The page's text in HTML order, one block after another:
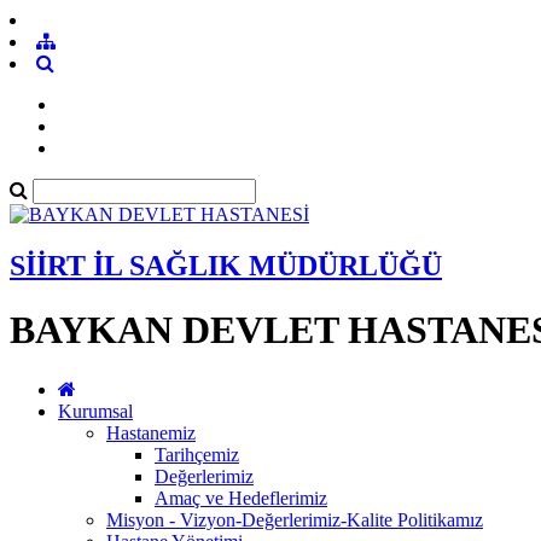
SİİRT İL SAĞLIK MÜDÜRLÜĞÜ
BAYKAN DEVLET
Kurumsal
Hastanemiz
Tarihçemiz
Değerlerimiz
Amaç ve Hedeflerimiz
Misyon - Vizyon-Değerlerimiz-Kalite Politikamız